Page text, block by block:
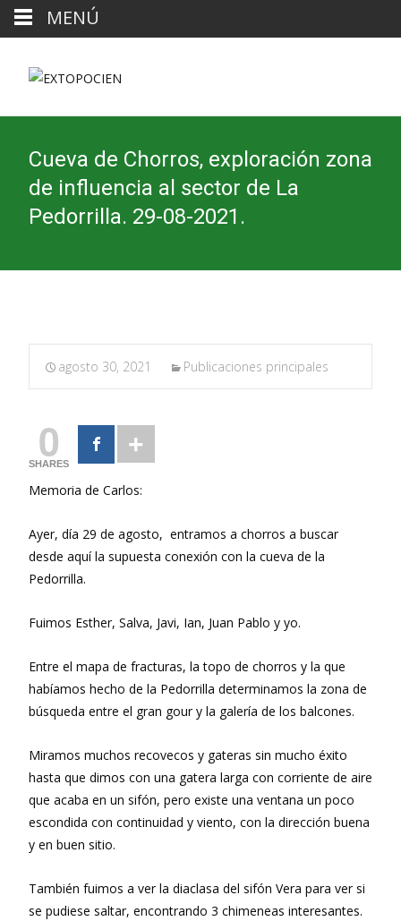
Cueva de Chorros, exploración zona
de influencia al sector de La
Pedorrilla. 29-08-2021.
agosto 30, 2021 Publicaciones principales
0
SHARES
Memoria de Carlos:
Ayer, día 29 de agosto, entramos a chorros a buscar
desde aquí la supuesta conexión con la cueva de la
Pedorrilla.
Fuimos Esther, Salva, Javi, Ian, Juan Pablo y yo.
Entre el mapa de fracturas, la topo de chorros y la que
habíamos hecho de la Pedorrilla determinamos la zona de
búsqueda entre el gran gour y la galería de los balcones.
Miramos muchos recovecos y gateras sin mucho éxito
hasta que dimos con una gatera larga con corriente de aire
que acaba en un sifón, pero existe una ventana un poco
escondida con continuidad y viento, con la dirección buena
y en buen sitio.
También fuimos a ver la diaclasa del sifón Vera para ver si
se pudiese saltar, encontrando 3 chimeneas interesantes.
MENÚ